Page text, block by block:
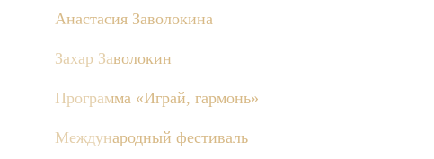
Анастасия Заволокина
Захар Заволокин
Программа «Играй, гармонь»
Международный фестиваль